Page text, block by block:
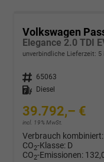
Volkswagen
unverbindliche Lieferzeit: 5
Fahrzeugnr. 65063
Kraftstoff
Diesel
39.792,– €
incl. 19% MwSt.
Verbrauch kombiniert:
CO2-Klasse: D
CO2-Emissionen: